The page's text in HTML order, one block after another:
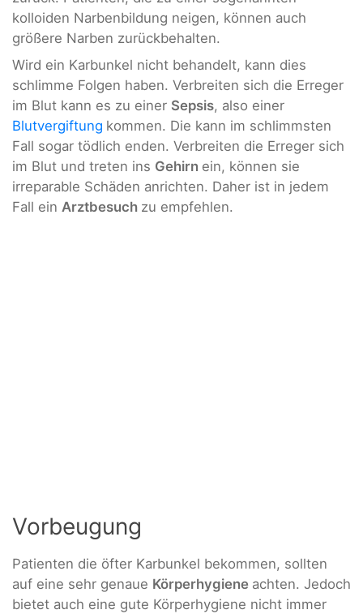
kolloiden Narbenbildung neigen, können auch
größere Narben zurückbehalten.
Wird ein Karbunkel nicht behandelt, kann dies
schlimme Folgen haben. Verbreiten sich die Erreger
im Blut kann es zu einer Sepsis, also einer
Blutvergiftung kommen. Die kann im schlimmsten
Fall sogar tödlich enden. Verbreiten die Erreger sich
im Blut und treten ins Gehirn ein, können sie
irreparable Schäden anrichten. Daher ist in jedem
Fall ein Arztbesuch zu empfehlen.
Vorbeugung
Patienten die öfter Karbunkel bekommen, sollten
auf eine sehr genaue Körperhygiene achten. Jedoch
bietet auch eine gute Körperhygiene nicht immer